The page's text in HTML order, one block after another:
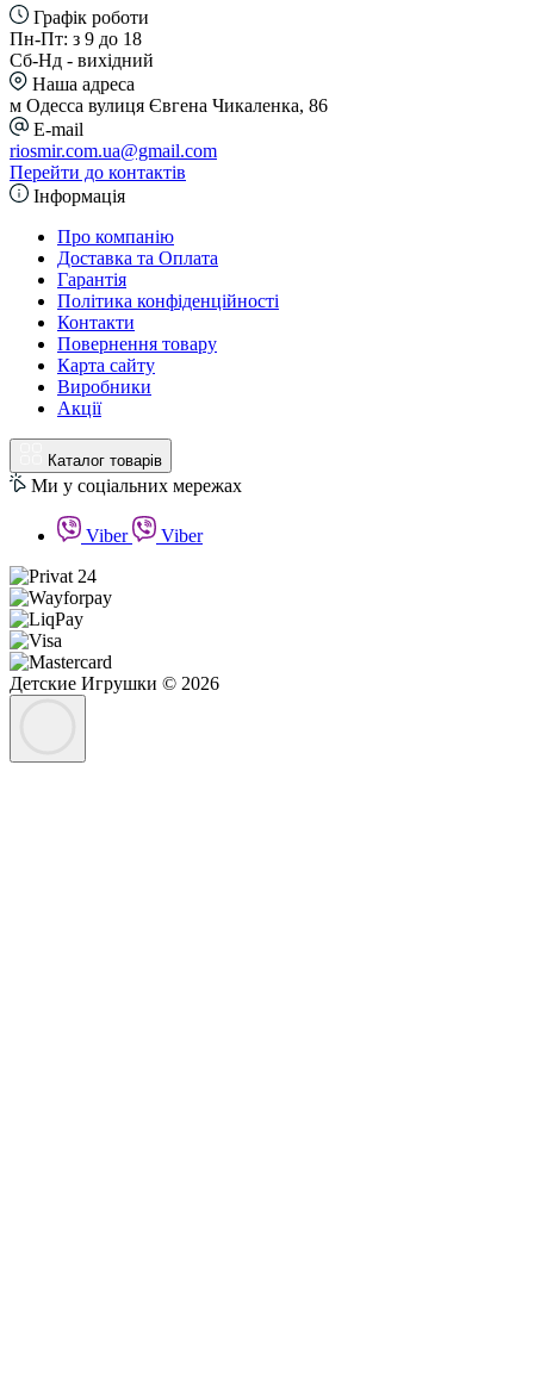
Графік роботи
Пн-Пт: з 9 до 18
Сб-Нд - вихідний
Наша адреса
м Одесса вулиця Євгена Чикаленка, 86
E-mail
riosmir.com.ua@gmail.com
Перейти до контактів
Інформація
Про компанію
Доставка та Оплата
Гарантія
Політика конфіденційності
Контакти
Повернення товару
Карта сайту
Виробники
Акції
Каталог товарів
Ми у соціальних мережах
Viber Viber
Детские Игрушки © 2026